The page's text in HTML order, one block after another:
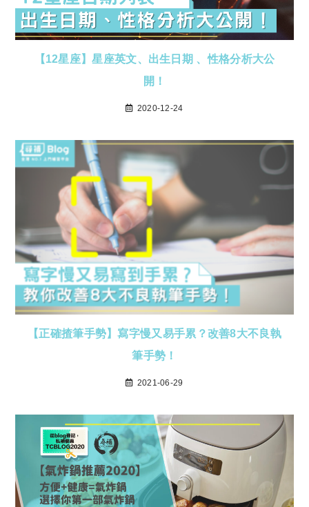
【12星座】星座英文、出生日期 、性格分析大公
開！
2020-12-24
【正確揸筆手勢】寫字慢又易手累？改善8大不良執
筆手勢！
2021-06-29